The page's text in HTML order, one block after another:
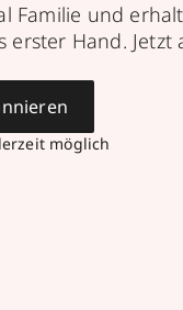
Familie und
erster Hand. Jetzt
möglich